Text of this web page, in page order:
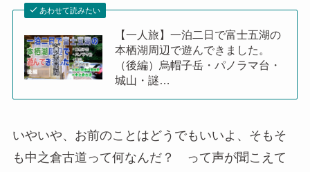
あわせて読みたい
【一人旅】一泊二日で富士五湖の
本栖湖周辺で遊んできました。
（後編）烏帽子岳・パノラマ台・
城山・謎…
いやいや、お前のことはどうでもいいよ、そもそ
も中之倉古道って何なんだ？ って声が聞こえて